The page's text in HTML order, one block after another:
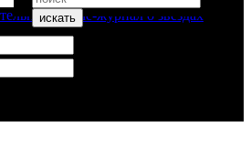
искать